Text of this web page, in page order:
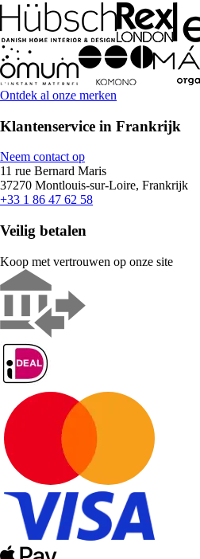
Ontdek al onze merken
Klantenservice in Frankrijk
Neem contact op
11 rue Bernard Maris
37270 Montlouis-sur-Loire, Frankrijk
+33 1 86 47 62 58
Veilig betalen
Koop met vertrouwen op onze site